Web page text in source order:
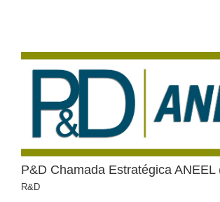
P&D Chamada Estratégica ANEEL
R&D